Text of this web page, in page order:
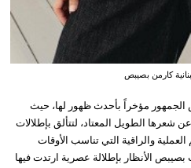
كارمن بصيبص
الجمهور مؤخراً بأحدث ظهور لها، حيث
الطويل المعتاد، لتتألق بإطلالات
والراقية التي تناسب الأوقات
بصيبص الأنظار بإطلالة عصرية ارتدت فيها